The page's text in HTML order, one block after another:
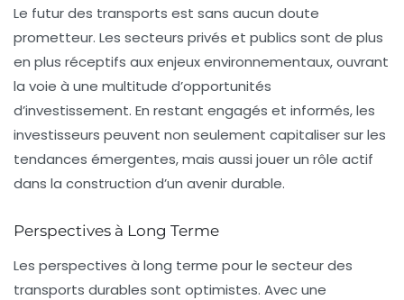
Le futur des transports est sans aucun doute
prometteur. Les secteurs privés et publics sont de plus
en plus réceptifs aux enjeux environnementaux, ouvrant
la voie à une multitude d’opportunités
d’investissement. En restant engagés et informés, les
investisseurs peuvent non seulement capitaliser sur les
tendances émergentes, mais aussi jouer un rôle actif
dans la construction d’un avenir durable.
Perspectives à Long Terme
Les perspectives à long terme pour le secteur des
transports durables sont optimistes. Avec une